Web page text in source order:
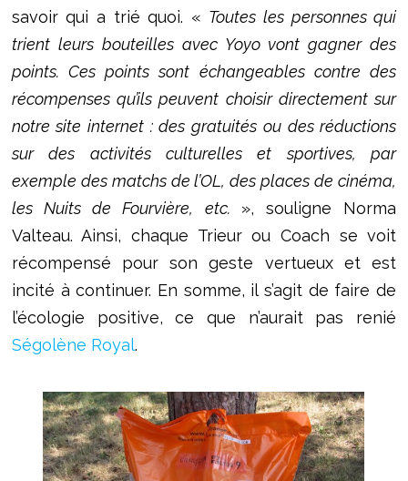
savoir qui a trié quoi. « Toutes les personnes qui
trient leurs bouteilles avec Yoyo vont gagner des
points. Ces points sont échangeables contre des
récompenses qu’ils peuvent choisir directement sur
notre site internet : des gratuités ou des réductions
sur des activités culturelles et sportives, par
exemple des matchs de l’OL, des places de cinéma,
les Nuits de Fourvière, etc. », souligne Norma
Valteau. Ainsi, chaque Trieur ou Coach se voit
récompensé pour son geste vertueux et est
incité à continuer. En somme, il s’agit de faire de
l’écologie positive, ce que n’aurait pas renié
Ségolène Royal.